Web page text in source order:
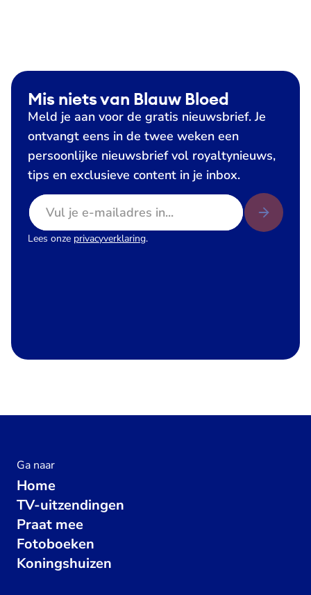
Mis niets van Blauw Bloed
Meld je aan voor de gratis nieuwsbrief. Je
ontvangt eens in de twee weken een
persoonlijke nieuwsbrief vol royaltynieuws,
tips en exclusieve content in je inbox.
E-mailadres
Lees onze privacyverklaring.
Ga naar
Home
TV-uitzendingen
Praat mee
Fotoboeken
Koningshuizen